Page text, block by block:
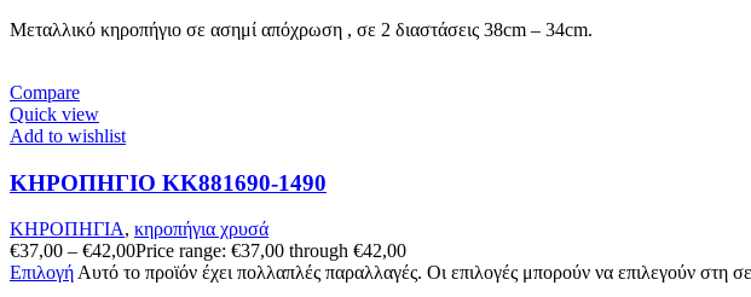
Μεταλλικό κηροπήγιο σε ασημί απόχρωση , σε 2 διαστάσεις 38cm – 34cm.
Compare
Quick view
Add to wishlist
ΚΗΡΟΠΗΓΙΟ KK881690-1490
ΚΗΡΟΠΗΓΙΑ, κηροπήγια χρυσά
€37,00 – €42,00Price range: €37,00 through €42,00
Επιλογή Αυτό το προϊόν έχει πολλαπλές παραλλαγές. Οι επιλογές μπορούν να επιλεγούν στη